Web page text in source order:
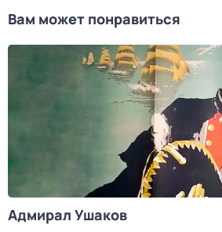
Вам может понравиться
Адмирал Ушаков